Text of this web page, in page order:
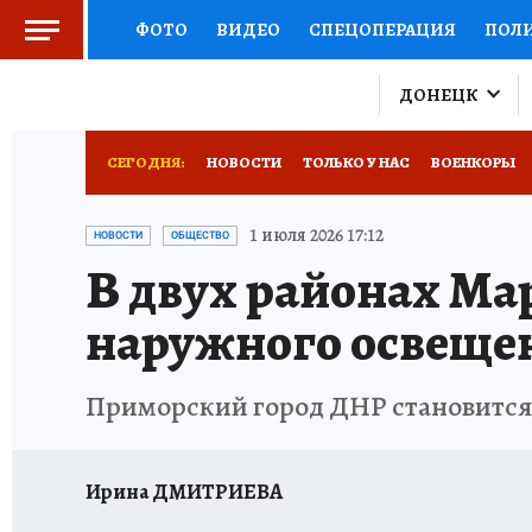
ФОТО ВИДЕО СПЕЦОПЕРАЦИЯ
СПОРТ
ПРЕСС-
ГИД ПОТРЕБИТЕЛЯ РАДИО КП
ДОНЕЦК
СЕГОДНЯ: НОВОСТИ ТОЛЬКО У НАС ВОЕНКОРЫ
НОВОРОССИЯ АФИША
НОВОСТИ ОБЩЕСТВО 1 июля 2026 17:12
В двух районах
наружного
Приморский город ДНР становится
Ирина ДМИТРИЕВА